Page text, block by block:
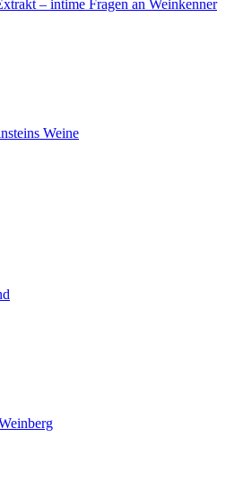
– intime Fragen an Weinkenner
Weine